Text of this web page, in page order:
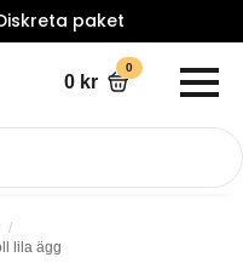
paket
0 kr
0
lila ägg